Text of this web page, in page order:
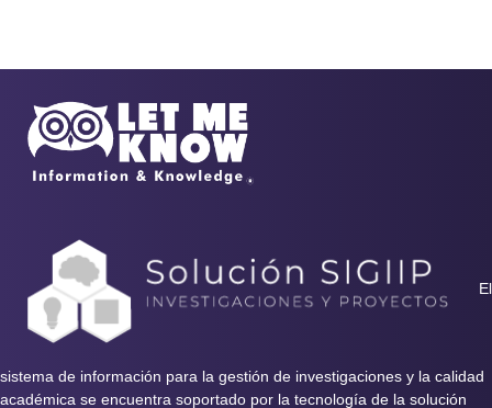
El
sistema de información para la gestión de investigaciones y la calidad
académica se encuentra soportado por la tecnología de la solución